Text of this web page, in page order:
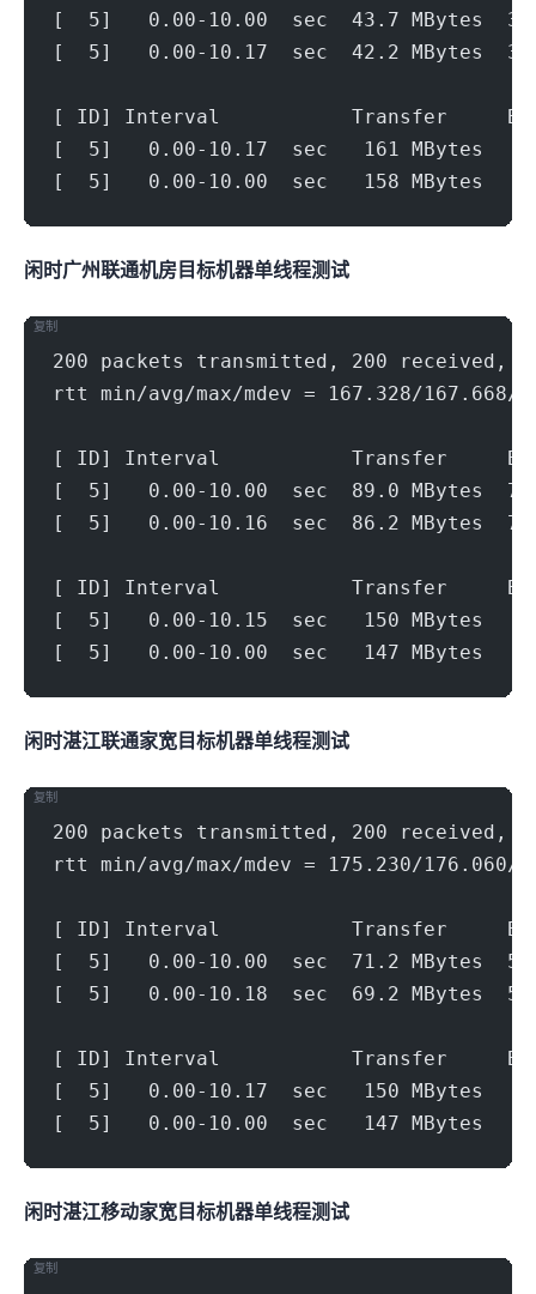
[  5]   0.00-10.00  sec  43.7 MBytes
[  5]   0.00-10.17  sec  42.2 MBytes
[ ID] Interval           Transfer
[  5]   0.00-10.17  sec   161 MBytes
[  5]   0.00-10.00  sec   158 MBytes
闲时广州联通机房(500Mbps) 目标机器 IPERF3单线程测试
200 packets transmitted, 200 received,
rtt min/avg/max/mdev = 167.328/167.668/
[ ID] Interval           Transfer
[  5]   0.00-10.00  sec  89.0 MBytes
[  5]   0.00-10.16  sec  86.2 MBytes
[ ID] Interval           Transfer
[  5]   0.00-10.15  sec   150 MBytes
[  5]   0.00-10.00  sec   147 MBytes
复制
闲时湛江联通家宽(1000Mbps) 目标机器 IPERF3单线程测试
200 packets transmitted, 200 received,
rtt min/avg/max/mdev = 175.230/176.060/
[ ID] Interval           Transfer
[  5]   0.00-10.00  sec  71.2 MBytes
[  5]   0.00-10.18  sec  69.2 MBytes
[ ID] Interval           Transfer
[  5]   0.00-10.17  sec   150 MBytes
[  5]   0.00-10.00  sec   147 MBytes
复制
闲时湛江移动家宽(1000Mbps) 目标机器 IPERF3单线程测试
复制